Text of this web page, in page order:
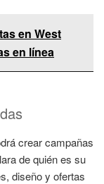
en West
en línea
crear campañas
de quién es su
diseño y ofertas